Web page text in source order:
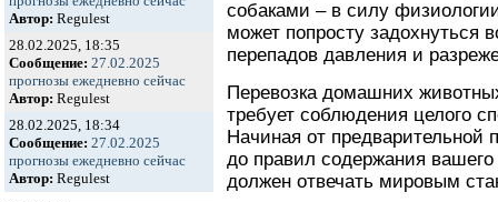
Автор: Regulest
28.02.2025, 18:35
Сообщение: 27.02.2025
прогнозы ежедневно сейчас
Автор: Regulest
28.02.2025, 18:34
Сообщение: 27.02.2025
прогнозы ежедневно сейчас
Автор: Regulest
собаками – в силу
может попросту задохнуться
перепадов давления и
Перевозка домашних
требует соблюдения целого
Начиная от предварительной
до правил содержания
должен отвечать мировым